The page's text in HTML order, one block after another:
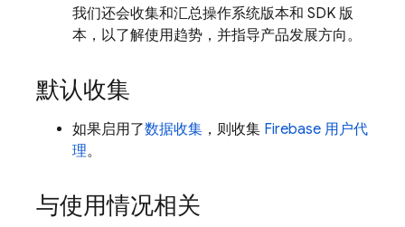
我们还会收集和汇总操作系统版本和 SDK 版
本，以了解使用趋势，并指导产品发展方向。
默认收集
如果启用了数据收集 ，则收集 Firebase 用户代
理。
与使用情况相关